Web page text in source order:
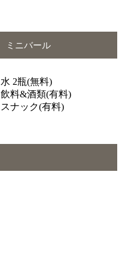
ミニバール
水 2瓶(無料)
飲料&酒類(有料)
スナック(有料)